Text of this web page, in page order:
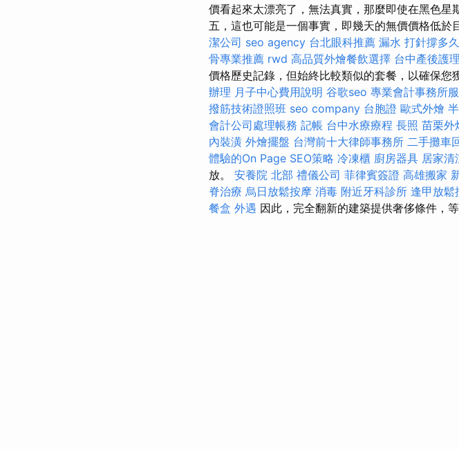
價看起來太漂亮了，無法真實，那麼即使在黑色
五，這也可能是一個事實，即幾天的無價價格低於
潔公司 seo agency 台北眼科推薦 漏水 打針撐多久
骨專業推薦 rwd 高品質外燴餐飲選擇 台中產後護
價格歷史記錄，但始終比較類似的套餐，以確保您
辦理 月子中心費用說明 谷歌seo 專業會計事務所
撥筋技術證照班 seo company 台胞證 歐式外燴
會計公司處理帳務 記帳 台中水療療程 長照 苗栗外
內裝潢 外燴擺盤 台灣前十大律師事務所 二手攤車
體驗的On Page SEO策略 冷凍櫃 廚房器具 居家清
放。 安養院 北部 禮儀公司 菲律賓簽證 高雄搬家
脊治療 烏日放鬆按摩 消毒 附近牙科診所 逢甲放鬆
餐盒 外遇 因此，完全翻新的建築提供奢侈條件，